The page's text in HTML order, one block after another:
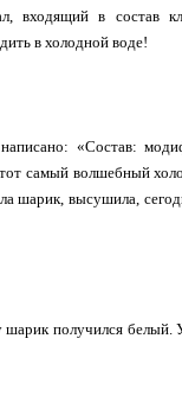
входящий в состав
в холодной воде!
«Состав:
самый волшебный
шарик, высушила,
получился белый.